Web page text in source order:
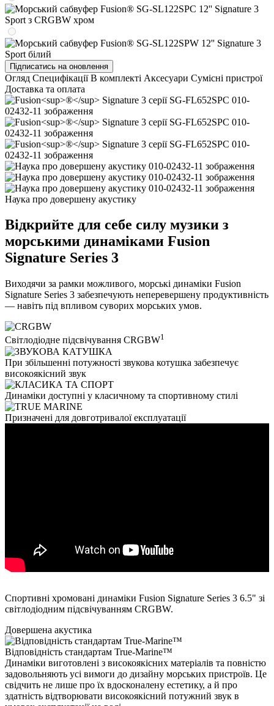
Підписатись на оновлення
Огляд Специфікації В комплекті Аксесуари Сумісні пристрої
Доставка та оплата
Наука про довершену акустику
Відкрийте для себе силу музики з
морськими динаміками Fusion
Signature Series 3
Виходячи за рамки можливого, морські динаміки Fusion
Signature Series 3 забезпечують неперевершену продуктивність
— навіть під впливом суворих морських умов.
Світлодіодне підсвічування CRGBW1
При збільшенні потужності звукова котушка забезпечує
високоякісний звук
Динаміки доступні у класичному та спортивному стилі
Призначені для довготривалої експлуатації
Спортивні хромовані динаміки Fusion Signature Series 3 6.5" зі
світлодіодним підсвічуванням CRGBW.
Довершена акустика
Відповідність стандартам True-Marine™
Динаміки виготовлені з високоякісних матеріалів та повністю
задовольняють усі вимоги до дизайну морських пристроїв. Це
свідчить не лише про їх вдосконалену естетику, а й про
здатність відтворювати високоякісний потужний звук в